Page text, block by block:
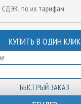
СДЭК: по их тарифам
КУПИТЬ В ОДИН КЛИК